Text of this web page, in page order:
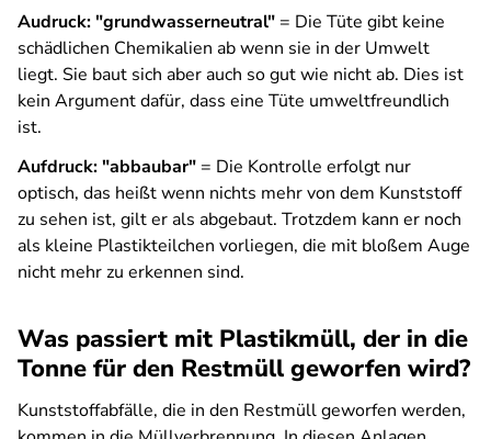
Audruck: "grundwasserneutral" = Die Tüte gibt keine
schädlichen Chemikalien ab wenn sie in der Umwelt
liegt. Sie baut sich aber auch so gut wie nicht ab. Dies ist
kein Argument dafür, dass eine Tüte umweltfreundlich
ist.
Aufdruck: "abbaubar" = Die Kontrolle erfolgt nur
optisch, das heißt wenn nichts mehr von dem Kunststoff
zu sehen ist, gilt er als abgebaut. Trotzdem kann er noch
als kleine Plastikteilchen vorliegen, die mit bloßem Auge
nicht mehr zu erkennen sind.
Was passiert mit Plastikmüll, der in die
Tonne für den Restmüll geworfen wird?
Kunststoffabfälle, die in den Restmüll geworfen werden,